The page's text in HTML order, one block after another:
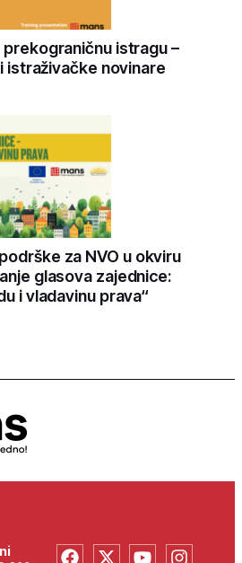
istragu –
istraživačke novinare
za NVO u okviru
glasova zajednice:
i vladavinu prava“